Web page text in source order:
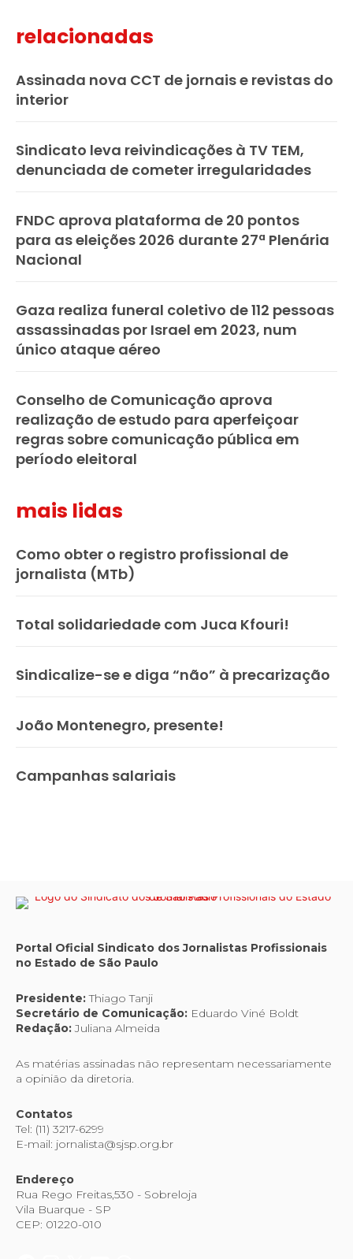
relacionadas
Assinada nova CCT de jornais e revistas do
interior
Sindicato leva reivindicações à TV TEM,
denunciada de cometer irregularidades
FNDC aprova plataforma de 20 pontos
para as eleições 2026 durante 27ª Plenária
Nacional
Gaza realiza funeral coletivo de 112 pessoas
assassinadas por Israel em 2023, num
único ataque aéreo
Conselho de Comunicação aprova
realização de estudo para aperfeiçoar
regras sobre comunicação pública em
período eleitoral
mais lidas
Como obter o registro profissional de
jornalista (MTb)
Total solidariedade com Juca Kfouri!
Sindicalize-se e diga “não” à precarização
João Montenegro, presente!
Campanhas salariais
Portal Oficial Sindicato dos Jornalistas Profissionais
no Estado de São Paulo
Presidente:Thiago Tanji
Secretário de Comunicação: Eduardo Viné Boldt
Redação:Juliana Almeida
As matérias assinadas não representam necessariamente
a opinião da diretoria.
Contatos
Tel: (11) 3217-6299
E-mail: jornalista@sjsp.org.br
Endereço
Rua Rego Freitas,530 - Sobreloja
Vila Buarque - SP
CEP: 01220-010